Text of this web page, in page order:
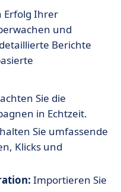
Erfolg Ihrer
und
Berichte
Sie die
in Echtzeit.
Sie umfassende
Klicks und
Importieren Sie